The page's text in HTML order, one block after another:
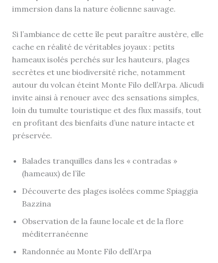
immersion dans la nature éolienne sauvage.
Si l’ambiance de cette île peut paraître austère, elle
cache en réalité de véritables joyaux : petits
hameaux isolés perchés sur les hauteurs, plages
secrètes et une biodiversité riche, notamment
autour du volcan éteint Monte Filo dell’Arpa. Alicudi
invite ainsi à renouer avec des sensations simples,
loin du tumulte touristique et des flux massifs, tout
en profitant des bienfaits d’une nature intacte et
préservée.
Balades tranquilles dans les « contradas »
(hameaux) de l’île
Découverte des plages isolées comme Spiaggia
Bazzina
Observation de la faune locale et de la flore
méditerranéenne
Randonnée au Monte Filo dell’Arpa